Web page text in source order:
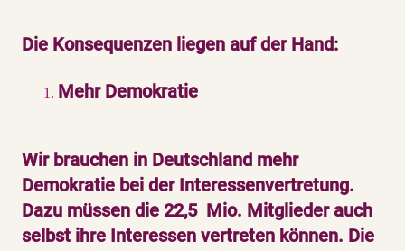
Die Konsequenzen liegen auf der Hand:
Mehr Demokratie
Wir brauchen in Deutschland mehr
Demokratie bei der Interessenvertretung.
Dazu müssen die 22,5 Mio. Mitglieder auch
selbst ihre Interessen vertreten können. Die